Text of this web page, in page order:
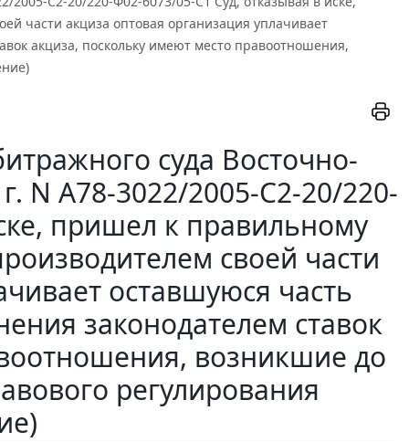
части акциза оптовая организация уплачивает
акциза, поскольку имеют место правоотношения,
суда Восточно-
N А78-3022/2005-С2-20/220-
пришел к правильному
своей части
оставшуюся часть
законодателем ставок
возникшие до
регулирования